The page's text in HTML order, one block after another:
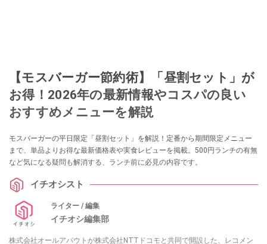
【モスバーガー節約術】「昼割セット」が
お得！2026年の最新情報やコスパの良い
おすすめメニューを解説
モスバーガーの平日限定「昼割セット」を解説！定番から期間限定メニュー
まで、単品よりお得な最新価格表や実食レビューを掲載。500円ランチの有無
など気になる疑問も解消する、ランチ前に必見の内容です。
イチオシスト
ライター / 編集
イチオシ編集部
株式会社オールアバウトが株式会社NTTドコモと共同で開設した、レコメン